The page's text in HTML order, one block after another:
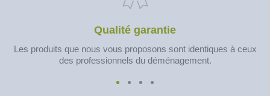
Qualité garantie
Les produits que nous vous proposons sont identiques à ceux
des professionnels du déménagement.